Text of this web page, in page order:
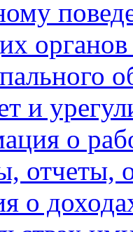
органов
и
о
отчеты,
о